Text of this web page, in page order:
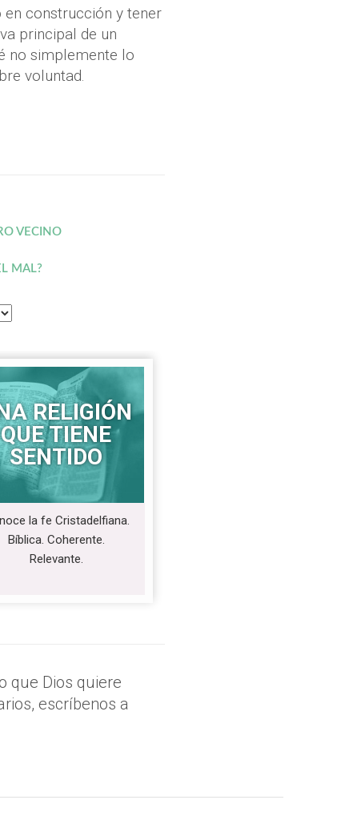
construcción y tener
principal de un
no simplemente lo
voluntad.
VECINO
MAL?
RELIGIÓN
QUE TIENE
SENTIDO
la fe Cristadelfiana.
Bíblica. Coherente.
Relevante.
que Dios quiere
escríbenos a